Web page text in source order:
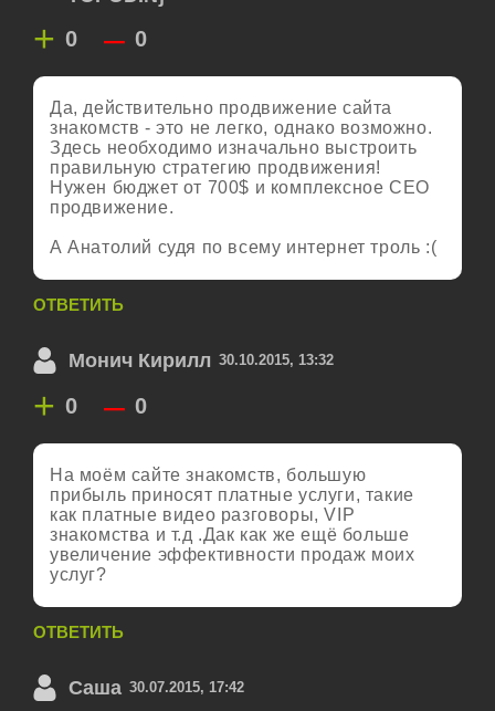
+ 0 – 0
Да, действительно продвижение сайта
знакомств - это не легко, однако возможно.
Здесь необходимо изначально выстроить
правильную стратегию продвижения!
Нужен бюджет от 700$ и комплексное СЕО
продвижение.
А Анатолий судя по всему интернет троль :(
ОТВЕТИТЬ
Монич Кирилл 30.10.2015, 13:32
+ 0 – 0
На моём сайте знакомств, большую
прибыль приносят платные услуги, такие
как платные видео разговоры, VIP
знакомства и т.д .Дак как же ещё больше
увеличение эффективности продаж моих
услуг?
ОТВЕТИТЬ
Саша 30.07.2015, 17:42